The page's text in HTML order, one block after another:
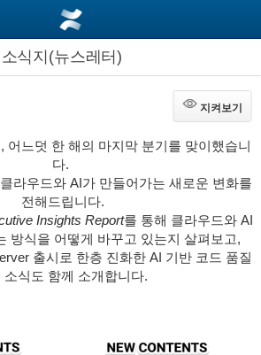
식지(뉴스레터)
지켜보기
지켜보기
어느덧 한 해의 마지막 분기를 맞이했습니
다.
라우드와 AI가 만들어가는 새로운 변화를
전해드립니다.
Insights Report를 통해 클라우드와 AI
방식을 어떻게 바꾸고 있는지 살펴보고,
출시로 한층 진화한 AI 기반 코드 품질
소식도 함께 소개합니다.